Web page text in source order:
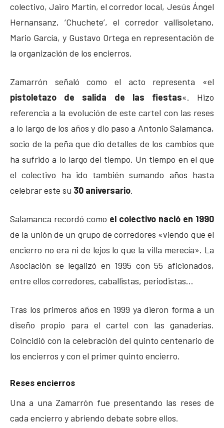
colectivo, Jairo Martín, el corredor local, Jesús Ángel
Hernansanz, ‘Chuchete’, el corredor vallisoletano,
Mario García, y Gustavo Ortega en representación de
la organización de los encierros.
Zamarrón señaló como el acto representa «el
pistoletazo de salida de las fiestas«. Hizo
referencia a la evolución de este cartel con las reses
a lo largo de los años y dio paso a Antonio Salamanca,
socio de la peña que dio detalles de los cambios que
ha sufrido a lo largo del tiempo. Un tiempo en el que
el colectivo ha ido también sumando años hasta
celebrar este su 30 aniversario.
Salamanca recordó como el colectivo nació en 1990
de la unión de un grupo de corredores «viendo que el
encierro no era ni de lejos lo que la villa merecía». La
Asociación se legalizó en 1995 con 55 aficionados,
entre ellos corredores, caballistas, periodistas…
Tras los primeros años en 1999 ya dieron forma a un
diseño propio para el cartel con las ganaderías.
Coincidió con la celebración del quinto centenario de
los encierros y con el primer quinto encierro.
Reses encierros
Una a una Zamarrón fue presentando las reses de
cada encierro y abriendo debate sobre ellos.